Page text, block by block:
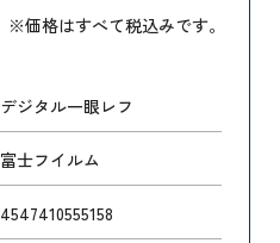
※価格はすべて税込みです。
デジタル一眼レフ
富士フイルム
4547410555158